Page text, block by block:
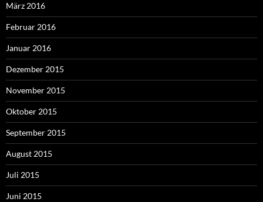
März 2016
Februar 2016
Januar 2016
Dezember 2015
November 2015
Oktober 2015
September 2015
August 2015
Juli 2015
Juni 2015